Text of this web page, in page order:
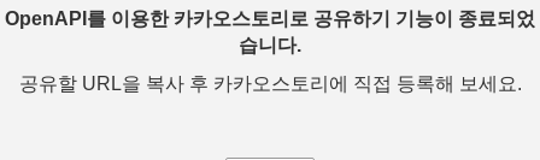
OpenAPI를 이용한 카카오스토리로 공유하기 기능이 종료되었
습니다.
공유할 URL을 복사 후 카카오스토리에 직접 등록해 보세요.